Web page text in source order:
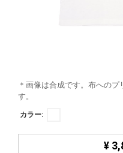
＊画像は合成です。布への
す。
カラー:
¥